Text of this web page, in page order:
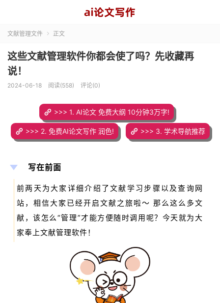
文献管理文件  正文
这些文献管理软件你都会使了吗？先收藏再
说！
2024-06-18 阅读(558) 评论(0)
>>> 1. AI论文 免费大纲 10分钟3万字!
>>> 2. 免费AI论文写作 润色! >>> 3. 学术导航推荐
写在前面
前两天为大家详细介绍了文献学习步骤以及查询网
站，相信大家已经开启文献之旅啦～ 那么这么多文
献，该怎么“管理”才能方便随时调用呢？今天就为大
家奉上文献管理软件！